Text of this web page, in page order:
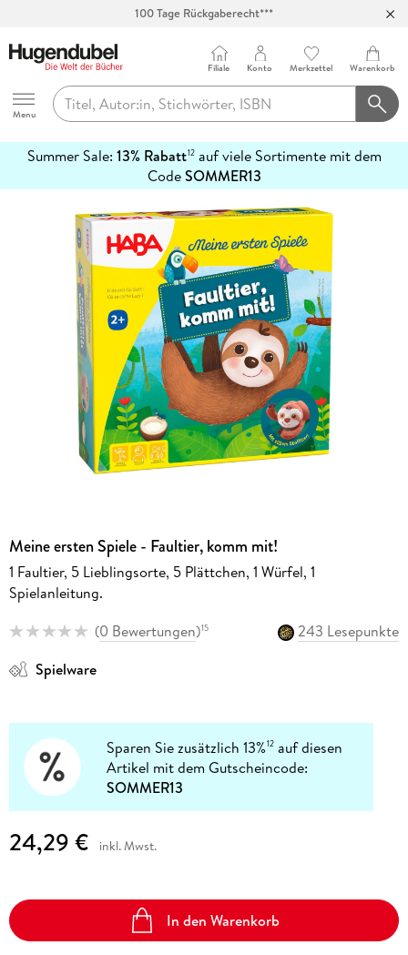
100 Tage Rückgaberecht***
Hugendubel
Menu
Filiale Konto Merkzettel Warenkorb
Summer Sale: 13% Rabatt12auf viele Sortimente mit dem
CodeSOMMER13
erfahren
Meine ersten Spiele - Faultier, komm mit!
1 Faultier, 5 Lieblingsorte, 5 Plättchen, 1 Würfel, 1
Spielanleitung.
(0 Bewertungen)15
243 Lesepunkte
Spielware
Sparen Sie zusätzlich 13%12 auf diesen
Artikel mit dem Gutscheincode:
SOMMER13
24,29 € inkl. Mwst.
In den Warenkorb